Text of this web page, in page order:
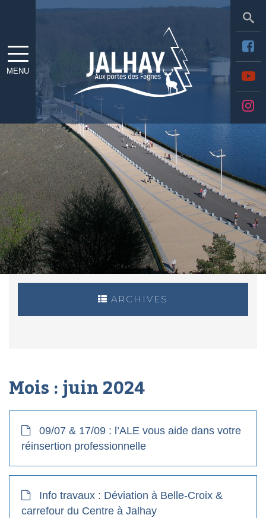
MENU
ARCHIVES
Mois :juin 2024
09/07 & 17/09 : l’ALE vous aide dans votre
réinsertion professionnelle
Info travaux : Déviation à Belle-Croix &
carrefour du Centre à Jalhay